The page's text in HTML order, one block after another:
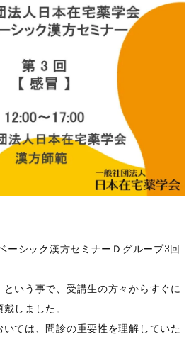
ーシック漢方セミナーＤグループ3回
いう事で、受講生の方々からすぐに
しました。
いては、問診の重要性を理解していた